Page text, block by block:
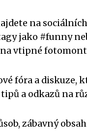
na
jako #funny
vtipné
fóra a diskuze,
a odkazů na
zábavný